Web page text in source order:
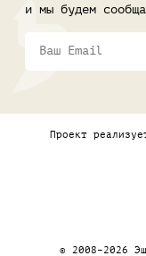
и мы будем
Проект
© 2008–2026